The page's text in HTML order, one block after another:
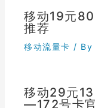
移动19元
推荐
移动流量卡 / By
移动29元
—172号卡